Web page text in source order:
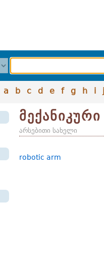
a b c d e f g h i j
არსებითი სახელი
robotic arm